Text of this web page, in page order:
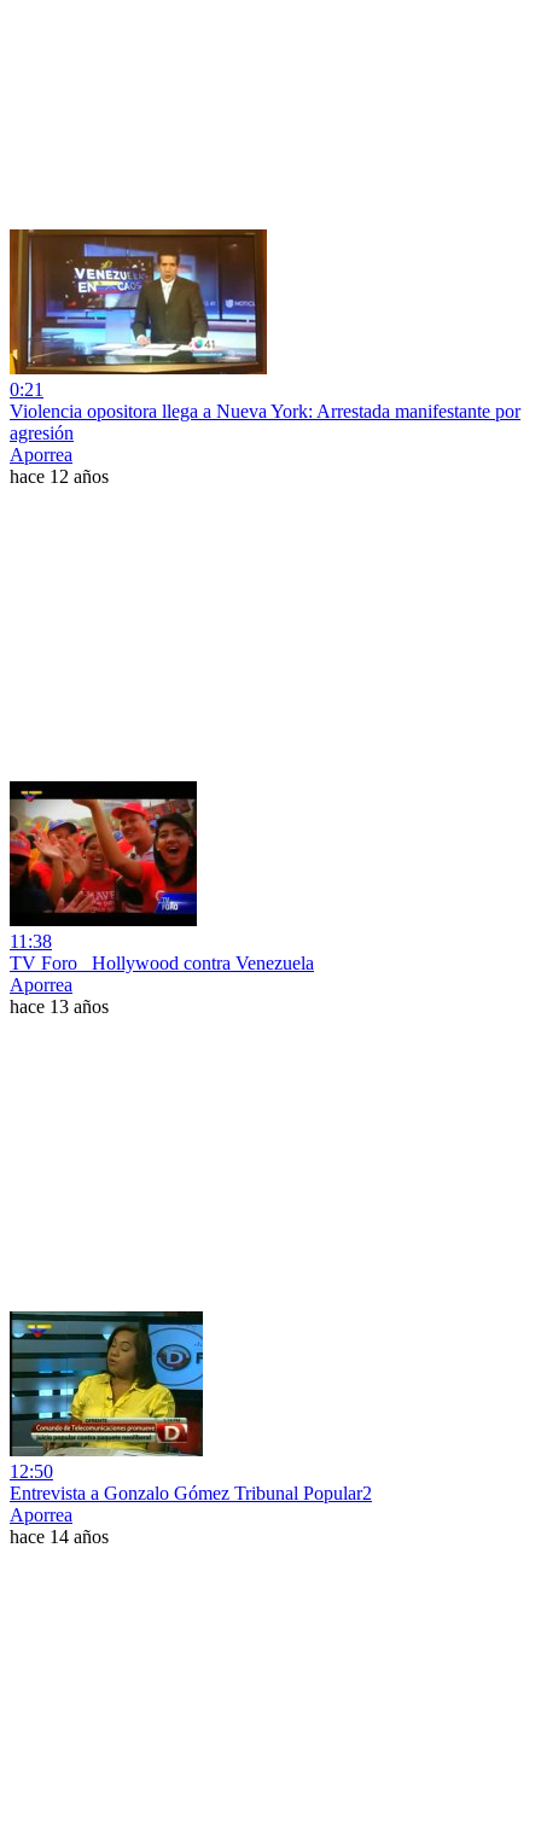
0:21
Violencia opositora llega a Nueva York: Arrestada manifestante por
agresión
Aporrea
hace 12 años
11:38
TV Foro_ Hollywood contra Venezuela
Aporrea
hace 13 años
12:50
Entrevista a Gonzalo Gómez Tribunal Popular2
Aporrea
hace 14 años